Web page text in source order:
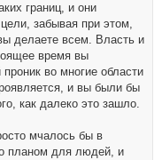
границ, и они
забывая при этом,
делаете всем. Власть и
время вы
во многие области
и вы были бы
как далеко это зашло.
мчалось бы в
планом для людей, и